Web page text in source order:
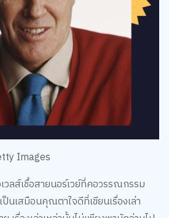
Images
ลส์เชื้อสายนอร์เวย์ที่คอวรรณกรรม
ป็นเสมือนคุณตาใจดีที่เขียนเรื่องเล่า
เรื่องเล่าเหล่านั้นไม่เพียงพานักอ่านไป
ทุกช่วงวัยได้อย่างสนุกสนาน แต่ยังแฝง